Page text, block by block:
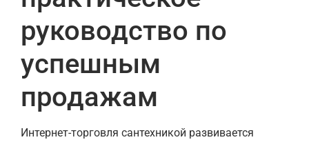
руководство по
успешным
продажам
Интернет-торговля сантехникой развивается